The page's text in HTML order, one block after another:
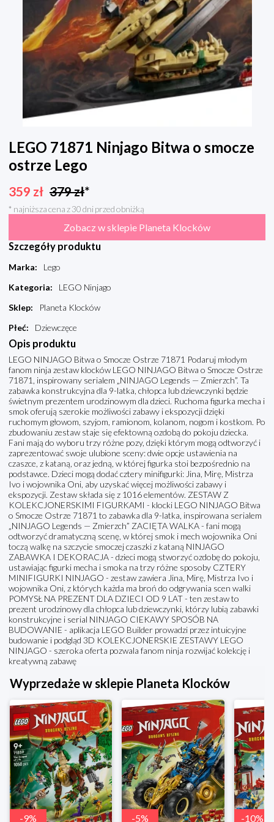
LEGO 71871 Ninjago Bitwa o smocze
ostrze Lego
359 zł 379zł*
* najniższa cena z 30 dni przed obniżką
Zobacz w sklepie Planeta Klocków
Szczegóły produktu
Marka:
Lego
Kategoria:
LEGO Ninjago
Sklep:
Planeta Klocków
Płeć: Dziewczęce
Opis produktu
LEGO NINJAGO Bitwa o Smocze Ostrze 71871 Podaruj młodym
fanom ninja zestaw klocków LEGO NINJAGO Bitwa o Smocze Ostrze
71871, inspirowany serialem „NINJAGO Legends — Zmierzch”. Ta
zabawka konstrukcyjna dla 9-latka, chłopca lub dziewczynki będzie
świetnym prezentem urodzinowym dla dzieci. Ruchoma figurka mecha i
smok oferują szerokie możliwości zabawy i ekspozycji dzięki
ruchomym głowom, szyjom, ramionom, kolanom, nogom i kostkom. Po
zbudowaniu zestaw staje się efektowną ozdobą do pokoju dziecka.
Fani mają do wyboru trzy różne pozy, dzięki którym mogą odtworzyć i
zaprezentować swoje ulubione sceny: dwie opcje ustawienia na
czaszce, z kataną, oraz jedną, w której figurka stoi bezpośrednio na
podstawce. Dzieci mogą dodać cztery minifigurki: Jina, Mirę, Mistrza
Ivo i wojownika Oni, aby uzyskać więcej możliwości zabawy i
ekspozycji. Zestaw składa się z 1016 elementów. ZESTAW Z
KOLEKCJONERSKIMI FIGURKAMI - klocki LEGO NINJAGO Bitwa
o Smocze Ostrze 71871 to zabawka dla 9-latka, inspirowana serialem
„NINJAGO Legends — Zmierzch” ZACIĘTA WALKA - fani mogą
odtworzyć dramatyczną scenę, w której smok i mech wojownika Oni
toczą walkę na szczycie smoczej czaszki z kataną NINJAGO
ZABAWKA I DEKORACJA - dzieci mogą stworzyć ozdobę do pokoju,
ustawiając figurki mecha i smoka na trzy różne sposoby CZTERY
MINIFIGURKI NINJAGO - zestaw zawiera Jina, Mirę, Mistrza Ivo i
wojownika Oni, z których każda ma broń do odgrywania scen walki
POMYSŁ NA PREZENT DLA DZIECI OD 9 LAT - ten zestaw to
prezent urodzinowy dla chłopca lub dziewczynki, którzy lubią zabawki
konstrukcyjne i serial NINJAGO CIEKAWY SPOSÓB NA
BUDOWANIE - aplikacja LEGO Builder prowadzi przez intuicyjne
budowanie i podgląd 3D KOLEKCJONERSKIE ZESTAWY LEGO
NINJAGO - szeroka oferta pozwala fanom ninja rozwijać kolekcję i
kreatywną zabawę
Wyprzedaże w sklepie Planeta Klocków
-9% -5% -10%